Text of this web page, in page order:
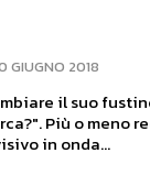
GIUGNO 2018
il suo
Più o meno
in onda...